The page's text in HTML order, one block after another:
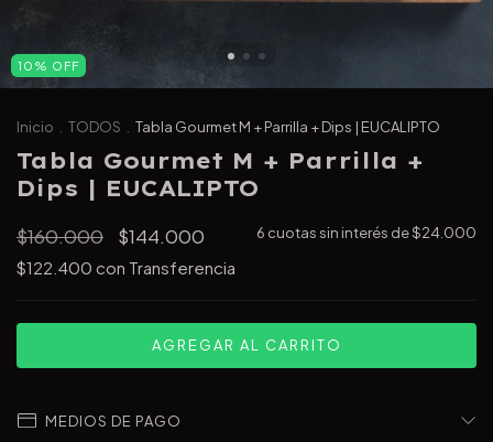
10 % OFF
Inicio TODOS Tabla Gourmet M + Parrilla + Dips | EUCALIPTO
Tabla Gourmet M + Parrilla +
Dips | EUCALIPTO
$160.000 $144.000 6 cuotas sin interés de$24.000
$122.400 con Transferencia
MEDIOS DE PAGO